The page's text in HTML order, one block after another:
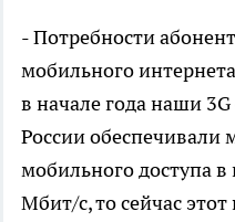
- Потребности
мобильного
в начале года наши
России обеспечивали
мобильного доступа в
Мбит/с, то сейчас